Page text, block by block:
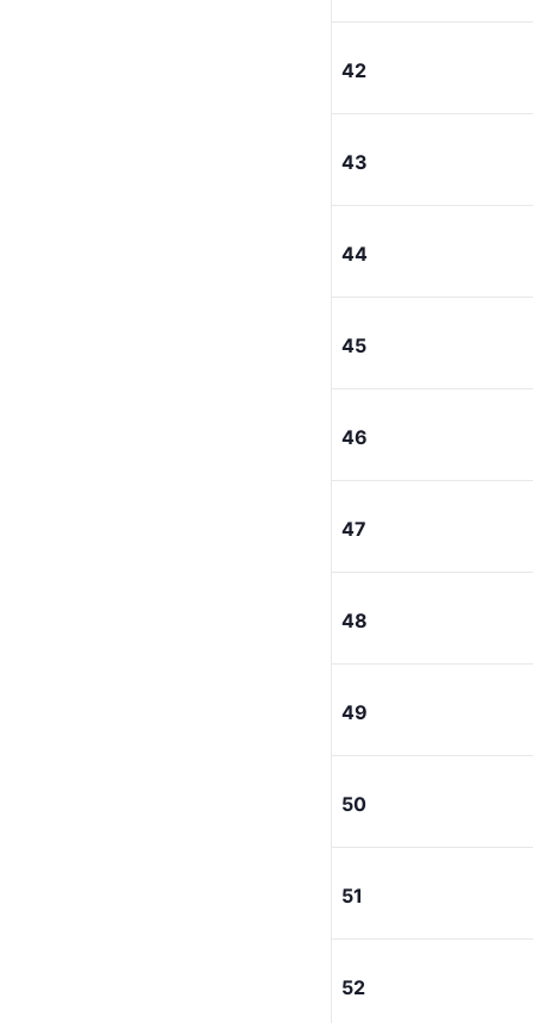
42
43
44
45
46
47
48
49
50
51
52